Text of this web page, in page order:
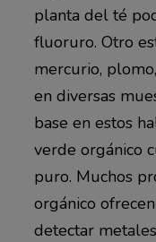
planta del té
fluoruro. Otro
mercurio,
en diversas
base en estos
verde orgánico
puro. Muchos
orgánico
detectar